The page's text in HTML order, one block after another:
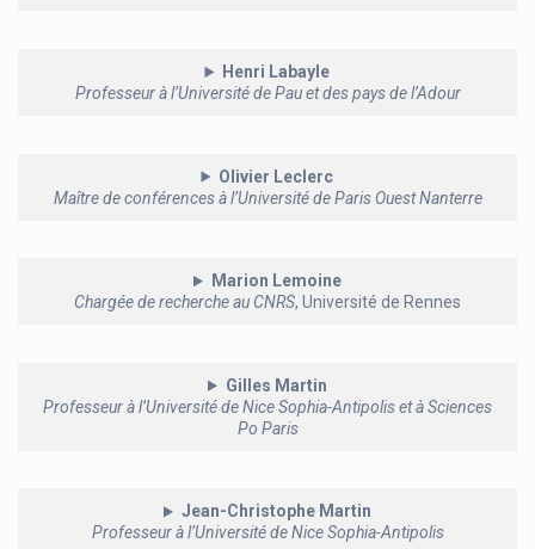
Henri Labayle
Professeur à l’Université de Pau et des pays de l’Adour
Olivier Leclerc
Maître de conférences à l’Université de Paris Ouest Nanterre
Marion Lemoine
Chargée de recherche au CNRS, Université de Rennes
Gilles Martin
Professeur à l’Université de Nice Sophia-Antipolis et à Sciences
Po Paris
Jean-Christophe Martin
Professeur à l’Université de Nice Sophia-Antipolis